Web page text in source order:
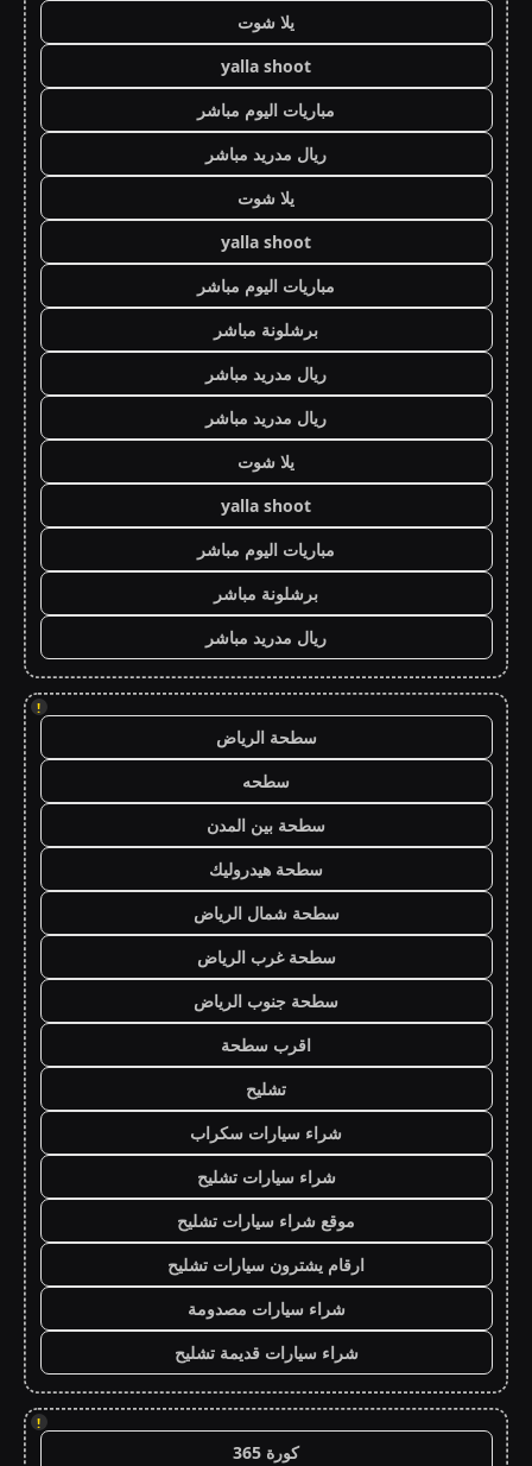
يلا شوت
yalla shoot
مباريات اليوم مباشر
ريال مدريد مباشر
يلا شوت
yalla shoot
مباريات اليوم مباشر
برشلونة مباشر
ريال مدريد مباشر
ريال مدريد مباشر
يلا شوت
yalla shoot
مباريات اليوم مباشر
برشلونة مباشر
ريال مدريد مباشر
!
سطحة الرياض
سطحه
سطحة بين المدن
سطحة هيدروليك
سطحة شمال الرياض
سطحة غرب الرياض
سطحة جنوب الرياض
اقرب سطحة
تشليح
شراء سيارات سكراب
شراء سيارات تشليح
موقع شراء سيارات تشليح
ارقام يشترون سيارات تشليح
شراء سيارات مصدومة
شراء سيارات قديمة تشليح
!
كورة 365